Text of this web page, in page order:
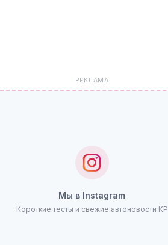
РЕКЛАМА
Мы в Instagram
Короткие тесты и свежие автоновости КР